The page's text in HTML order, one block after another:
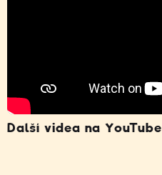
Další videa na YouTube